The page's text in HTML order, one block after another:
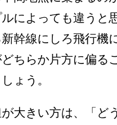
によっても違うと
幹線にしろ飛行機
ちらか片方に偏る
ょう。
大きい方は、「ど